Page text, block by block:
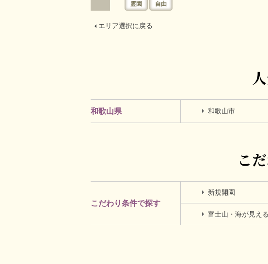
霊園
自由
エリア選択に戻る
和歌山県 和歌山市
こ
こだわり条件で探す
新規開園
富士山・海が見える